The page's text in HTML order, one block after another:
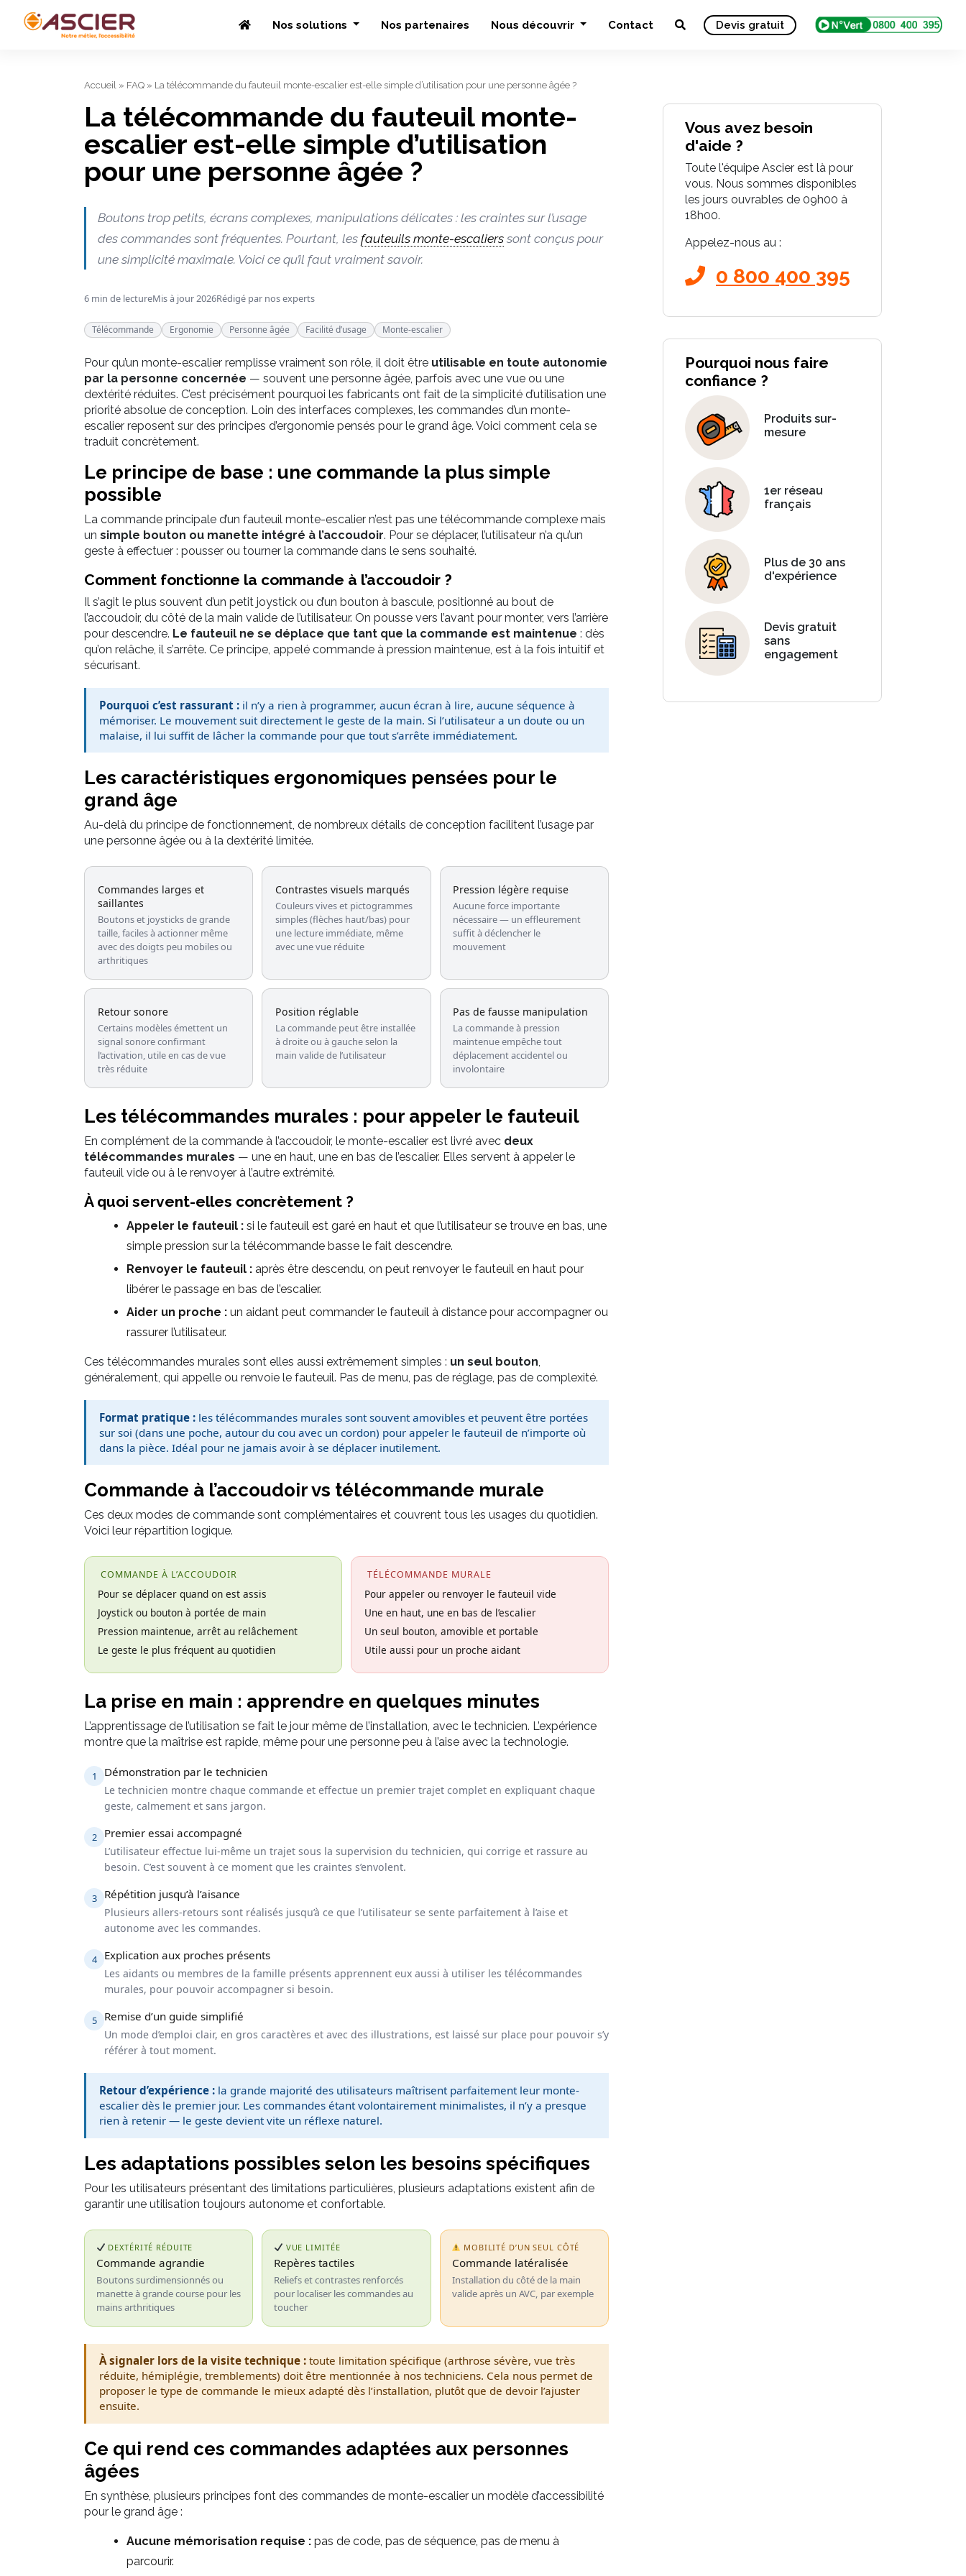
Nos solutions Nos partenaires Nous découvrir Contact Devis gratuit
Accueil » FAQ » La télécommande du fauteuil monte-escalier est-elle simple d’utilisation pour une personne âgée ?
La télécommande du fauteuil monte-
escalier est-elle simple d’utilisation
pour une personne âgée ?
Boutons trop petits, écrans complexes, manipulations délicates : les craintes sur l’usage
des commandes sont fréquentes. Pourtant, les fauteuils monte-escalierssont conçus pour
une simplicité maximale. Voici ce qu’il faut vraiment savoir.
6 min de lectureMis à jour 2026Rédigé par nos experts
Télécommande Ergonomie Personne âgée Facilité d’usage Monte-escalier
Pour qu’un monte-escalier remplisse vraiment son rôle, il doit être utilisable en toute autonomie
par la personne concernée — souvent une personne âgée, parfois avec une vue ou une
dextérité réduites. C’est précisément pourquoi les fabricants ont fait de la simplicité d’utilisation une
priorité absolue de conception. Loin des interfaces complexes, les commandes d’un monte-
escalier reposent sur des principes d’ergonomie pensés pour le grand âge. Voici comment cela se
traduit concrètement.
Le principe de base : une commande la plus simple
possible
La commande principale d’un fauteuil monte-escalier n’est pas une télécommande complexe mais
un simple bouton ou manette intégré à l’accoudoir. Pour se déplacer, l’utilisateur n’a qu’un
geste à effectuer : pousser ou tourner la commande dans le sens souhaité.
Comment fonctionne la commande à l’accoudoir ?
Il s’agit le plus souvent d’un petit joystick ou d’un bouton à bascule, positionné au bout de
l’accoudoir, du côté de la main valide de l’utilisateur. On pousse vers l’avant pour monter, vers l’arrière
pour descendre. Le fauteuil ne se déplace que tant que la commande est maintenue : dès
qu’on relâche, il s’arrête. Ce principe, appelé commande à pression maintenue, est à la fois intuitif et
sécurisant.
Pourquoi c’est rassurant :il n’y a rien à programmer, aucun écran à lire, aucune séquence à
mémoriser. Le mouvement suit directement le geste de la main. Si l’utilisateur a un doute ou un
malaise, il lui suffit de lâcher la commande pour que tout s’arrête immédiatement.
Les caractéristiques ergonomiques pensées pour le
grand âge
Au-delà du principe de fonctionnement, de nombreux détails de conception facilitent l’usage par
une personne âgée ou à la dextérité limitée.
Commandes larges et
saillantes
Boutons et joysticks de grande
taille, faciles à actionner même
avec des doigts peu mobiles ou
arthritiques
Contrastes visuels marqués
Couleurs vives et pictogrammes
simples (flèches haut/bas) pour
une lecture immédiate, même
avec une vue réduite
Pression légère requise
Aucune force importante
nécessaire — un effleurement
suffit à déclencher le
mouvement
Retour sonore
Certains modèles émettent un
signal sonore confirmant
l’activation, utile en cas de vue
très réduite
Position réglable
La commande peut être installée
à droite ou à gauche selon la
main valide de l’utilisateur
Pas de fausse manipulation
La commande à pression
maintenue empêche tout
déplacement accidentel ou
involontaire
Les télécommandes murales : pour appeler le fauteuil
En complément de la commande à l’accoudoir, le monte-escalier est livré avec deux
télécommandes murales — une en haut, une en bas de l’escalier. Elles servent à appeler le
fauteuil vide ou à le renvoyer à l’autre extrémité.
À quoi servent-elles concrètement ?
Appeler le fauteuil : si le fauteuil est garé en haut et que l’utilisateur se trouve en bas, une
simple pression sur la télécommande basse le fait descendre.
Renvoyer le fauteuil : après être descendu, on peut renvoyer le fauteuil en haut pour
libérer le passage en bas de l’escalier.
Aider un proche : un aidant peut commander le fauteuil à distance pour accompagner ou
rassurer l’utilisateur.
Ces télécommandes murales sont elles aussi extrêmement simples : un seul bouton,
généralement, qui appelle ou renvoie le fauteuil. Pas de menu, pas de réglage, pas de complexité.
Format pratique :les télécommandes murales sont souvent amovibles et peuvent être portées
sur soi (dans une poche, autour du cou avec un cordon) pour appeler le fauteuil de n’importe où
dans la pièce. Idéal pour ne jamais avoir à se déplacer inutilement.
Commande à l’accoudoir vs télécommande murale
Ces deux modes de commande sont complémentaires et couvrent tous les usages du quotidien.
Voici leur répartition logique.
COMMANDE À L’ACCOUDOIR
Pour se déplacer quand on est assis
Joystick ou bouton à portée de main
Pression maintenue, arrêt au relâchement
Le geste le plus fréquent au quotidien
TÉLÉCOMMANDE MURALE
Pour appeler ou renvoyer le fauteuil vide
Une en haut, une en bas de l’escalier
Un seul bouton, amovible et portable
Utile aussi pour un proche aidant
La prise en main : apprendre en quelques minutes
L’apprentissage de l’utilisation se fait le jour même de l’installation, avec le technicien. L’expérience
montre que la maîtrise est rapide, même pour une personne peu à l’aise avec la technologie.
1 Démonstration par le technicien
Le technicien montre chaque commande et effectue un premier trajet complet en expliquant chaque
geste, calmement et sans jargon.
2 Premier essai accompagné
L’utilisateur effectue lui-même un trajet sous la supervision du technicien, qui corrige et rassure au
besoin. C’est souvent à ce moment que les craintes s’envolent.
3 Répétition jusqu’à l’aisance
Plusieurs allers-retours sont réalisés jusqu’à ce que l’utilisateur se sente parfaitement à l’aise et
autonome avec les commandes.
4 Explication aux proches présents
Les aidants ou membres de la famille présents apprennent eux aussi à utiliser les télécommandes
murales, pour pouvoir accompagner si besoin.
5 Remise d’un guide simplifié
Un mode d’emploi clair, en gros caractères et avec des illustrations, est laissé sur place pour pouvoir s’y
référer à tout moment.
Retour d’expérience :la grande majorité des utilisateurs maîtrisent parfaitement leur monte-
escalier dès le premier jour. Les commandes étant volontairement minimalistes, il n’y a presque
rien à retenir — le geste devient vite un réflexe naturel.
Les adaptations possibles selon les besoins spécifiques
Pour les utilisateurs présentant des limitations particulières, plusieurs adaptations existent afin de
garantir une utilisation toujours autonome et confortable.
DEXTÉRITÉ RÉDUITE
Commande agrandie
Boutons surdimensionnés ou
manette à grande course pour les
mains arthritiques
VUE LIMITÉE
Repères tactiles
Reliefs et contrastes renforcés
pour localiser les commandes au
toucher
MOBILITÉ D’UN SEUL CÔTÉ
Commande latéralisée
Installation du côté de la main
valide après un AVC, par exemple
À signaler lors de la visite technique :toute limitation spécifique (arthrose sévère, vue très
réduite, hémiplégie, tremblements) doit être mentionnée à nos techniciens. Cela nous permet de
proposer le type de commande le mieux adapté dès l’installation, plutôt que de devoir l’ajuster
ensuite.
Ce qui rend ces commandes adaptées aux personnes
âgées
En synthèse, plusieurs principes font des commandes de monte-escalier un modèle d’accessibilité
pour le grand âge :
Aucune mémorisation requise : pas de code, pas de séquence, pas de menu à
parcourir.
Vous avez besoin
d'aide ?
Toute l'équipe Ascier est là pour
vous. Nous sommes disponibles
les jours ouvrables de 09h00 à
18h00.
Appelez-nous au :
0 800 400 395
Pourquoi nous faire
confiance ?
Produits sur-
mesure
1er réseau
français
Plus de 30 ans
d'expérience
Devis gratuit
sans
engagement